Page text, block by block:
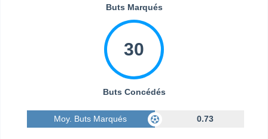
Buts Marqués
30
Buts Concédés
Moy. Buts Marqués 0.73